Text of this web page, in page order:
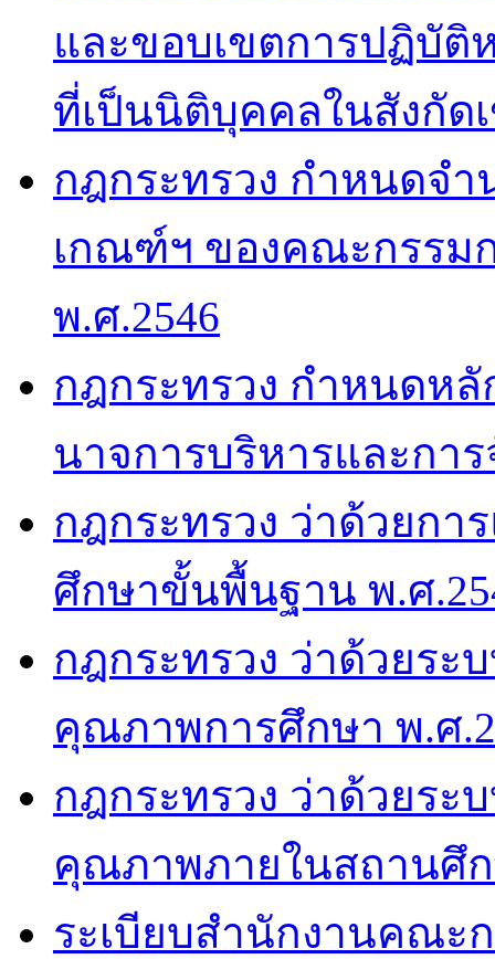
และขอบเขตการปฏิบั
ที่เป็นนิติบุคคลในสังกัด
กฎกระทรวง กำหนดจ
เกณฑ์ฯ ของคณะกรรม
พ.ศ.2546
กฎกระทรวง กำหนดห
นาจการบริหารและกา
กฎกระทรวง ว่าด้วยกา
ศึกษาขั้นพื้นฐาน พ.ศ
กฎกระทรวง ว่าด้วยร
คุณภาพการศึกษา พ.ศ
กฎกระทรวง ว่าด้วยร
คุณภาพภายในสถานศึก
ระเบียบสำนักงานคณะ